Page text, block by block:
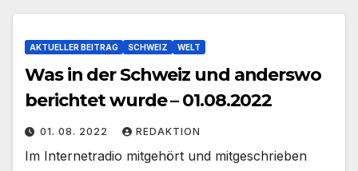
AKTUELLER BEITRAG SCHWEIZ WELT
Was in der Schweiz und anderswo
berichtet wurde – 01.08.2022
01. 08. 2022 REDAKTION
Im Internetradio mitgehört und mitgeschrieben